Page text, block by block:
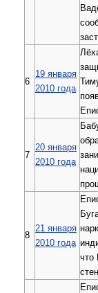
6
19 января
2010 года
7
20 января
2010 года
8
21 января
2010 года
что